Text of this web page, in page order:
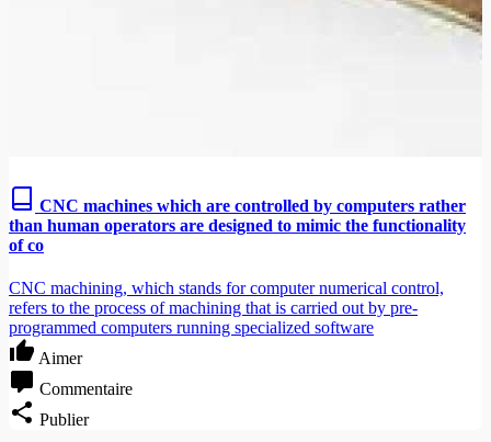
CNC machines which are controlled by computers rather
than human operators are designed to mimic the functionality
of co
CNC machining, which stands for computer numerical control,
refers to the process of machining that is carried out by pre-
programmed computers running specialized software
Aimer
Commentaire
Publier